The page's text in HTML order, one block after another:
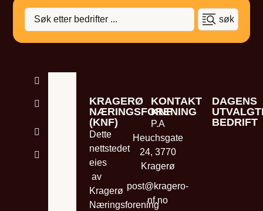
søk
HELSE &
VELVÆRE
TJENESTER
KRAGERØ
NÆRINGSFORENING
(KNF)
Dette
nettstedet
eies
av
Kragerø
Næringsforening
KONTAKT
KNF
P.A
Heuchsgate
24, 3770
Kragerø
post@kragero-
nf.no
DAGENS
BEDRIFT